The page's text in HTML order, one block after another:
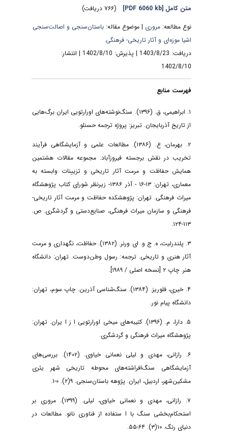
متن کامل[PDF 6060 kb]
نوع مطالعه:مروری| موضوع مقاله:باستان‌سنجی و اصالت‌سنجی
اشیا موزه‌ای و آثار تاریخی- فرهنگی.
دریافت: 1403/8/23 | پذیرش: 1402/8/10 | انتشار:
1402/8/10
فهرست منابع
۱. ابراهیمی، ق. (۱۳۹۶). سنگ‌نوشته‌های اورارتویی ایران برگ‌هایی
از تاریخ آذربایجان. تبریز: پروژه ترجمه حسنلو.
۲. بهرمان، ع. (۱۳۸۶). مطالعات علمی و آزمایشگاهی فرآیند
تخریب در نقش برجسته فیروزآباد. مجموعه مقالات هشتمین
همایش حفاظت و مرمت آثار تاریخی و تزیینات وابسته به
معماری، تهران: ۱۳-۱۶ - آذر ۱۳۸۶- زیرنظر شورای کتاب پژوهشگاه
میراث فرهنگی. تهران: پژوهشکده حفاظت و مرمت آثار تاریخی-
فرهنگی و سازمان میراث فرهنگی، صنایع‌دستی و گردشگری. ص.
۱۱۳-۱۲۴.
۳. پلندرلیت، ه. ج و. ای ورنر. (۱۳۸۲). حفاظت، نگهداری و مرمت
آثار هنری و تاریخی. ترجمه: رسول وطن‌دوست. تهران: دانشگاه
هنر. چاپ ۲ [نسخه اصلی / ۱۹۸۹].
۴. خیری، فلوریز. (۱۳۸۴). سنگ‌شناسی آذرین. چاپ سوم، تهران:
دانشگاه پیام نور.
۵. دارا، م. (۱۳۹۶). کتیبه‌های میخی اورارتویی ا ز ا یران. تهران:
پژوهشگاه میراث فرهنگی و گردشگری.
۶. رازانی، مهدی و لیلی نعمانی خیاوی. (۱۴۰۲). بررسی‌های
آزمایشگاهی سنگ‌افراشته‌های محوطه تاریخی شهر یئری
مشکین‌شهر، اردبیل، ایران. پژوهه باستان‌سنجی. ۹(۲). ۰-۱.
۷. رازانی، مهدی و نعمانی خیاوی، لیلی. (۱۳۹۹). مروری بر
استحکام‌بخشی سنگ با ا ستفاده از فناوری نانو. مطالعات در
دنیای رنگ. ۱۰(۳). ۶۴-۵۵.